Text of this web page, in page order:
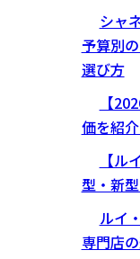
シャ
予算別
選び方
【
価を紹
【
型・新
ルイ
専門店